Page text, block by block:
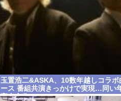
玉置浩二&ASKA、10数年越しコラボ
ース 番組共演きっかけで実現…同い
完全合作